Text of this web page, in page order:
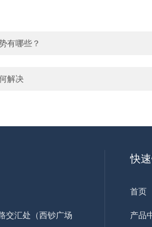
有哪些？
解决
交汇处（西钞广场
快
首页
产品